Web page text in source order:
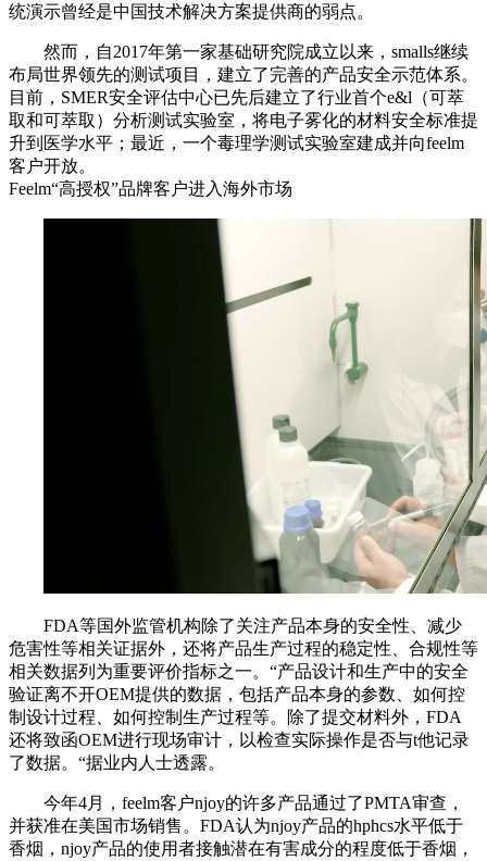
统演示曾经是中国技术解决方案提供商的弱点。
然而，自2017年第一家基础研究院成立以来，smalls继续
布局世界领先的测试项目，建立了完善的产品安全示范体系。
目前，SMER安全评估中心已先后建立了行业首个e&l（可萃
取和可萃取）分析测试实验室，将电子雾化的材料安全标准提
升到医学水平；最近，一个毒理学测试实验室建成并向feelm
客户开放。
Feelm“高授权”品牌客户进入海外市场
FDA等国外监管机构除了关注产品本身的安全性、减少
危害性等相关证据外，还将产品生产过程的稳定性、合规性等
相关数据列为重要评价指标之一。“产品设计和生产中的安全
验证离不开OEM提供的数据，包括产品本身的参数、如何控
制设计过程、如何控制生产过程等。除了提交材料外，FDA
还将致函OEM进行现场审计，以检查实际操作是否与t他记录
了数据。“据业内人士透露。
今年4月，feelm客户njoy的许多产品通过了PMTA审查，
并获准在美国市场销售。FDA认为njoy产品的hphcs水平低于
香烟，njoy产品的使用者接触潜在有害成分的程度低于香烟，